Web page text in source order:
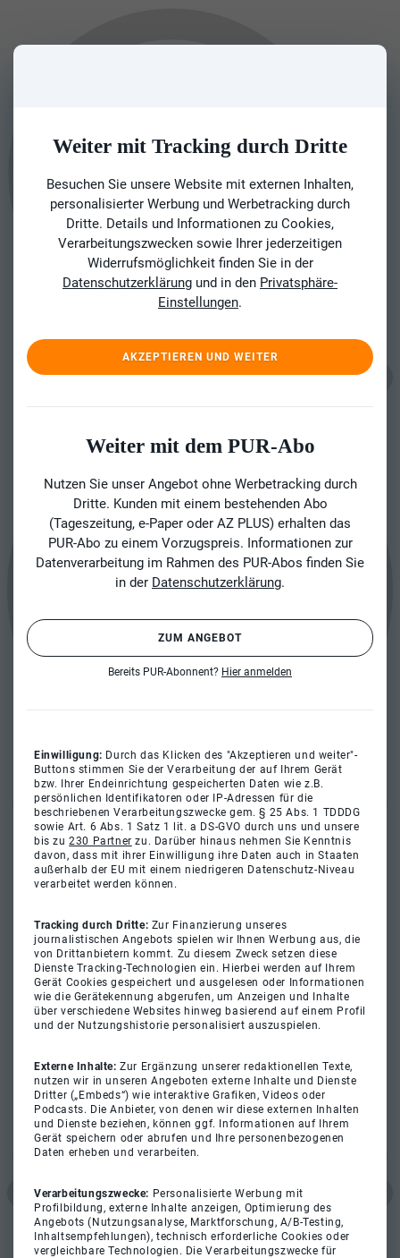
Weiter mit Tracking durch Dritte
Besuchen Sie unsere Website mit externen Inhalten,
personalisierter Werbung und Werbetracking durch
Dritte. Details und Informationen zu Cookies,
Verarbeitungszwecken sowie Ihrer jederzeitigen
Widerrufsmöglichkeit finden Sie in der
Datenschutzerklärung und in den Privatsphäre-
Einstellungen.
AKZEPTIEREN UND WEITER
Weiter mit dem PUR-Abo
Nutzen Sie unser Angebot ohne Werbetracking durch
Dritte. Kunden mit einem bestehenden Abo
(Tageszeitung, e-Paper oder AZ PLUS) erhalten das
PUR-Abo zu einem Vorzugspreis. Informationen zur
Datenverarbeitung im Rahmen des PUR-Abos finden Sie
in der Datenschutzerklärung.
ZUM ANGEBOT
Bereits PUR-Abonnent? Hier anmelden
Einwilligung: Durch das Klicken des "Akzeptieren und weiter"-
Buttons stimmen Sie der Verarbeitung der auf Ihrem Gerät
bzw. Ihrer Endeinrichtung gespeicherten Daten wie z.B.
persönlichen Identifikatoren oder IP-Adressen für die
beschriebenen Verarbeitungszwecke gem. § 25 Abs. 1 TDDDG
sowie Art. 6 Abs. 1 Satz 1 lit. a DS-GVO durch uns und unsere
bis zu230 Partner zu. Darüber hinaus nehmen Sie Kenntnis
davon, dass mit ihrer Einwilligung ihre Daten auch in Staaten
außerhalb der EU mit einem niedrigeren Datenschutz-Niveau
verarbeitet werden können.
Tracking durch Dritte: Zur Finanzierung unseres
journalistischen Angebots spielen wir Ihnen Werbung aus, die
von Drittanbietern kommt. Zu diesem Zweck setzen diese
Dienste Tracking-Technologien ein. Hierbei werden auf Ihrem
Gerät Cookies gespeichert und ausgelesen oder Informationen
wie die Gerätekennung abgerufen, um Anzeigen und Inhalte
über verschiedene Websites hinweg basierend auf einem Profil
und der Nutzungshistorie personalisiert auszuspielen.
Externe Inhalte:Zur Ergänzung unserer redaktionellen Texte,
nutzen wir in unseren Angeboten externe Inhalte und Dienste
Dritter („Embeds“) wie interaktive Grafiken, Videos oder
Podcasts. Die Anbieter, von denen wir diese externen Inhalten
und Dienste beziehen, können ggf. Informationen auf Ihrem
Gerät speichern oder abrufen und Ihre personenbezogenen
Daten erheben und verarbeiten.
Verarbeitungszwecke: Personalisierte Werbung mit
Profilbildung, externe Inhalte anzeigen, Optimierung des
Angebots (Nutzungsanalyse, Marktforschung, A/B-Testing,
Inhaltsempfehlungen), technisch erforderliche Cookies oder
vergleichbare Technologien. Die Verarbeitungszwecke für